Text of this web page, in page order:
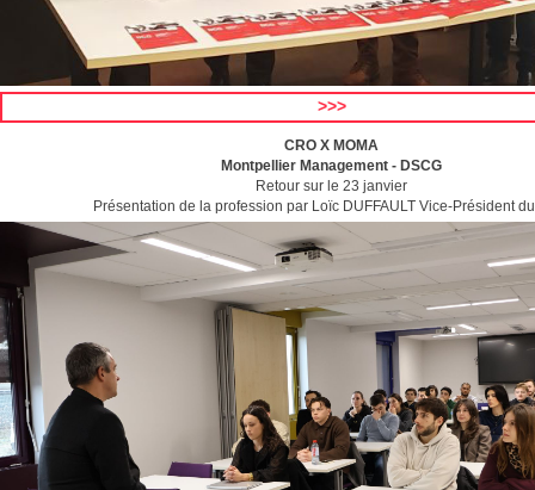
>>>
CRO X MOMA
Montpellier Management - DSCG
Retour sur le 23 janvier
Présentation de la profession par Loïc DUFFAULT Vice-Président